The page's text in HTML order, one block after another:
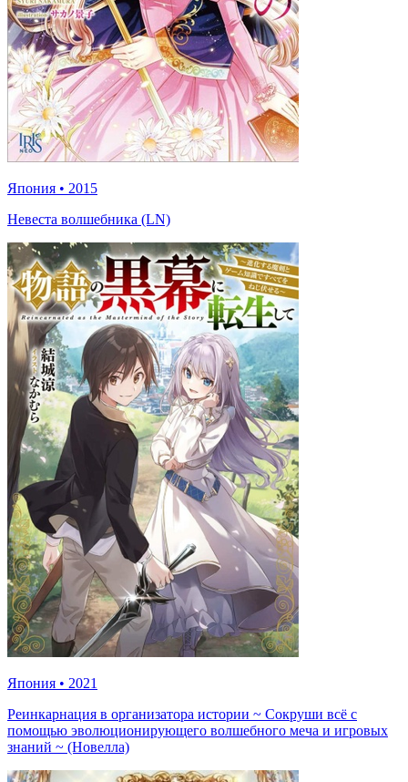
Япония • 2015
Невеста волшебника (LN)
Япония • 2021
Реинкарнация в организатора истории ~ Сокруши всё с
помощью эволюционирующего волшебного меча и игровых
знаний ~ (Новелла)